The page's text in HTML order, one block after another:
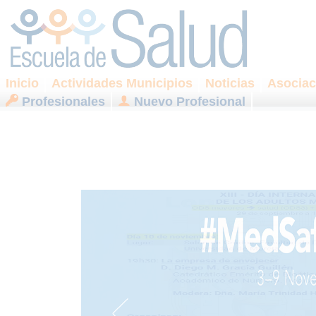
Inicio Actividades Municipios Noticias
Profesionales
Nuevo Profesional